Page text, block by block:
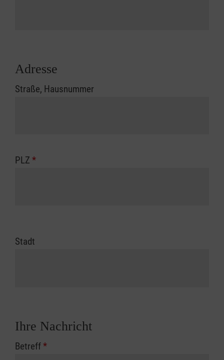
Adresse
Straße, Hausnummer
PLZ *
Stadt
Ihre Nachricht
Betreff*